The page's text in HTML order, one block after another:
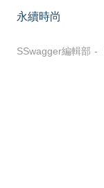
永續時尚
SSwagger編輯部